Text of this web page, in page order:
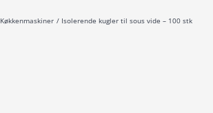
Køkkenmaskiner Isolerende kugler til sous vide – 100 stk